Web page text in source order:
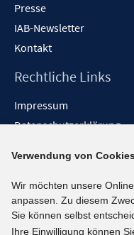
Presse
IAB-Newsletter
Kontakt
Rechtliche Links
Impressum
Datenschutzerklärung
Barrieren melden
Social-Media-Kanäle
BlueSky
Verwendung von
Wir möchten unsere
anpassen. Zu diesem
Sie können selbst
Ihre Einwilligung können